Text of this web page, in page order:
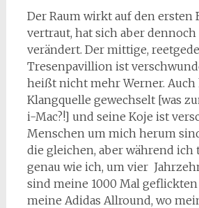
Der Raum wirkt auf den ersten
vertraut, hat sich aber
verändert. Der mittige,
Tresenpavillion ist
heißt nicht mehr Werner. Auch
Klangquelle gewechselt [was
i-Mac?!] und seine Koje ist
Menschen um mich herum
die gleichen, aber während ich
genau wie ich, um vier
sind meine 1000 Mal
meine Adidas Allround, wo